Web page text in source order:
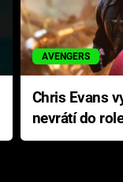
AVENGERS
Chris Evans
nevrátí do
Ameriky